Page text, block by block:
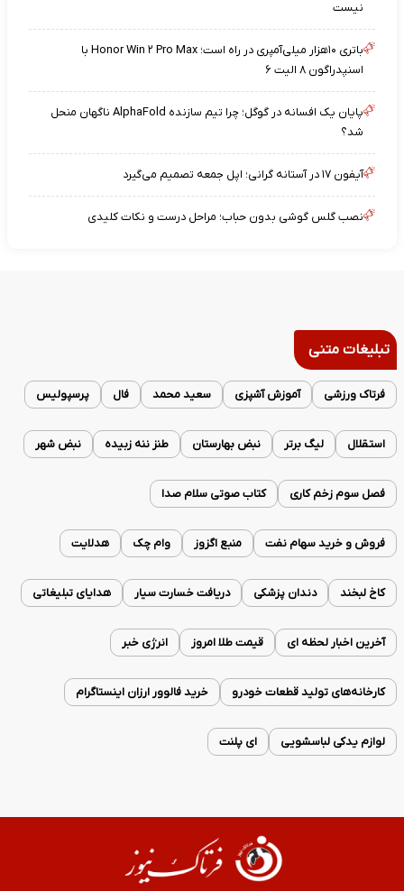
نیست
باتری ۱۰هزار میلی‌آمپری در راه است؛ Honor Win ۲ Pro Max با
اسنپدراگون ۸ الیت ۶
پایان یک افسانه در گوگل؛ چرا تیم سازنده AlphaFold ناگهان منحل
شد؟
آیفون ۱۷ در آستانه گرانی؛ اپل جمعه تصمیم می‌گیرد
نصب گلس گوشی بدون حباب؛ مراحل درست و نکات کلیدی
تبلیغات متنی
فرتاک ورزشی آموزش آشپزی سعید محمد فال پرسپولیس
استقلال لیگ برتر نبض بهارستان طنز ننه زبیده نبض شهر
فصل سوم زخم کاری کتاب صوتی سلام صدا
فروش و خرید سهام نفت منبع اگزوز وام چک هدلایت
کاخ لبخند دندان پزشکی دریافت خسارت سیار هدایای تبلیغاتی
آخرین اخبار لحظه ای قیمت طلا امروز انرژی خبر
کارخانه‌های تولید قطعات خودرو خرید فالوور ارزان اینستاگرام
لوازم یدکی لباسشویی ای پلنت